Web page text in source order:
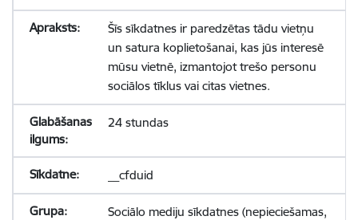
Šīs sīkdatnes ir paredzētas tādu vietņu
un satura koplietošanai, kas jūs interesē
mūsu vietnē, izmantojot trešo personu
sociālos tīklus vai citas vietnes.
24 stundas
__cfduid
Sociālo mediju sīkdatnes (nepieciešamas,